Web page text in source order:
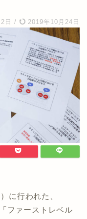
日 / 2019年10月24日
に行われた、
ファーストレベル